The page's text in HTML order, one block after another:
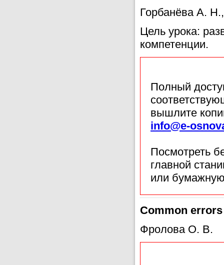
Горбанёва А.
Цель урока:
компетенции.
Полный
вышлите
info@e-
Посмотреть
главной
или
Common
Фролова О. В.